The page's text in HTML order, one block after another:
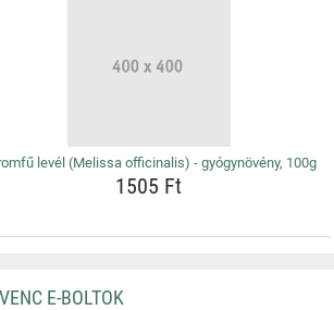
levél (Melissa officinalis) - gyógynövény, 100g
1505 Ft
E-BOLTOK